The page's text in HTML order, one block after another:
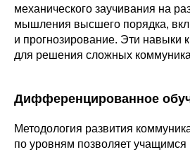
механического заучивания на
мышления высшего порядка,
и прогнозирование. Эти навыки
для решения сложных
Дифференцированное
Методология развития
по уровням позволяет учащимся